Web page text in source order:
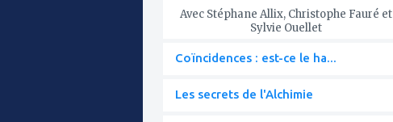
Avec Stéphane Allix, Christophe Fauré et
Sylvie Ouellet
Coïncidences : est-ce le ha...
Les secrets de l'Alchimie